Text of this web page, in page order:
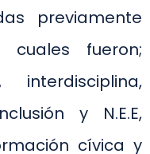
previamente
fueron;
interdisciplina,
y N.E.E,
cívica y